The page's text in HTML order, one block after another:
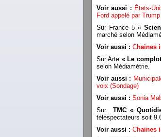
Voir aussi : États-
Ford appelé par
Sur France 5 «
marché selon
Voir aussi : Chaines
Sur Arte « Le
selon Médiamétrie.
Voir aussi :
voix (Sondage)
Voir aussi : Sonia
Sur
TMC «
téléspectateurs soit
Voir aussi : Chaines